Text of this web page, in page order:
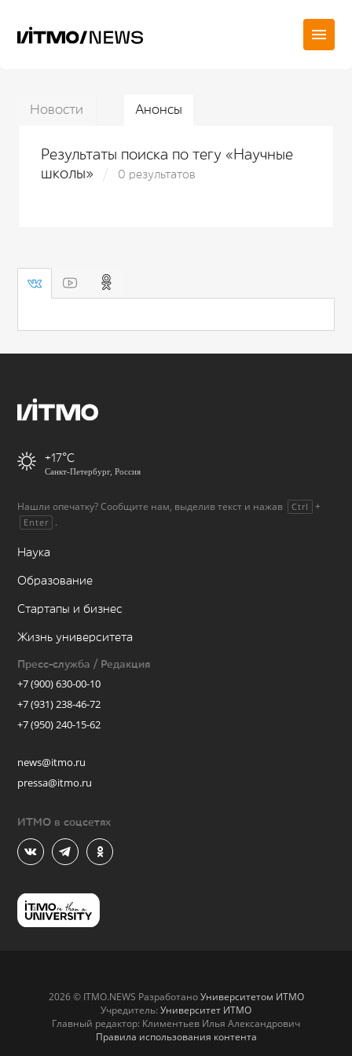
Новости Анонсы
Результаты поиска по тегу «Научные
школы»
0 результатов
+17
Санкт-Петербург, Россия
Нашли опечатку? Сообщите нам, выделив текст и нажав Ctrl +
Enter .
Наука
Образование
Стартапы и бизнес
Жизнь университета
Пресс-служба / Редакция
+7 (900) 630-00-10
+7 (931) 238-46-72
+7 (950) 240-15-62
news@itmo.ru
pressa@itmo.ru
ИТМО в соцсетях
2026 © ITMO.NEWS РазработаноУниверситетом ИТМО
Учредитель: Университет ИТМО
Главный редактор: Климентьев Илья Александрович
Правила использования контента